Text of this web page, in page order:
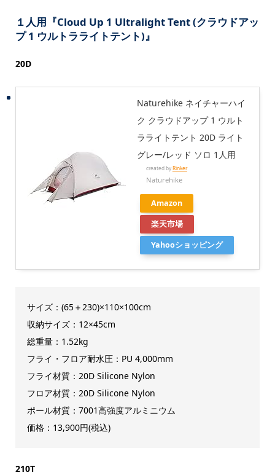
１人用『Cloud Up 1 Ultralight Tent (クラウドアッ
プ 1 ウルトラライトテント)』
20D
Naturehike ネイチャーハイ
ク クラウドアップ 1 ウルト
ラライトテント 20D ライト
グレー/レッド ソロ 1人用
created byRinker
Naturehike
Amazon
楽天市場
Yahooショッピング
サイズ：(65＋230)×110×100cm
収納サイズ：12×45cm
総重量：1.52kg
フライ・フロア耐水圧：PU 4,000mm
フライ材質：20D Silicone Nylon
フロア材質：20D Silicone Nylon
ポール材質：7001高強度アルミニウム
価格：13,900円(税込)
210T